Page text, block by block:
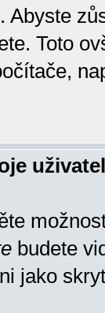
Abyste
Toto
budete
jako